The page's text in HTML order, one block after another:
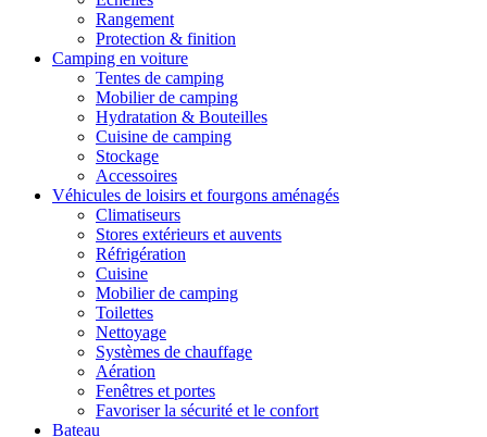
Rangement
Protection & finition
Camping en voiture
Tentes de camping
Mobilier de camping
Hydratation & Bouteilles
Cuisine de camping
Stockage
Accessoires
Véhicules de loisirs et fourgons aménagés
Climatiseurs
Stores extérieurs et auvents
Réfrigération
Cuisine
Mobilier de camping
Toilettes
Nettoyage
Systèmes de chauffage
Aération
Fenêtres et portes
Favoriser la sécurité et le confort
Bateau